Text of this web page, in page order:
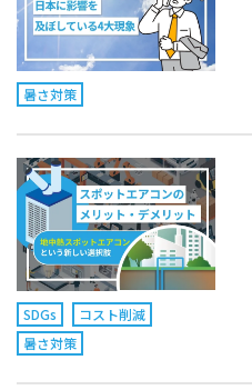
暑さ対策
SDGs
コスト削減
暑さ対策